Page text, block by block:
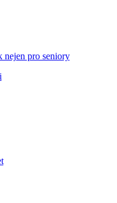
nejen pro seniory